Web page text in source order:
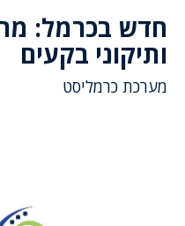
חדש בכרמל:
ותיקוני בקעים
מערכת כרמליסט